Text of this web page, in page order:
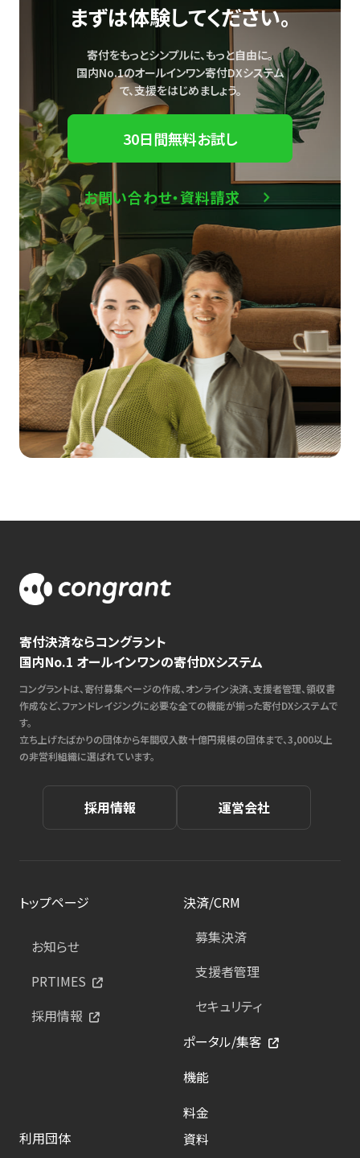
まずは体験してください。
寄付をもっとシンプルに、もっと自由に。
国内No.1のオールインワン寄付DXシステム
で、支援をはじめましょう。
30日間無料お試し
お問い合わせ・資料請求
寄付決済ならコングラント
国内No.1 オールインワンの寄付DXシステム
コングラントは、寄付募集ページの作成、オンライン決済、支援者管理、領収書
作成など、ファンドレイジングに必要な全ての機能が揃った寄付DXシステムで
す。
立ち上げたばかりの団体から年間収入数十億円規模の団体まで、3,000以上
の非営利組織に選ばれています。
採用情報 運営会社
トップページ
お知らせ
PRTIMES
採用情報
決済/CRM
募集決済
支援者管理
セキュリティ
ポータル/集客
機能
料金
利用団体
資料